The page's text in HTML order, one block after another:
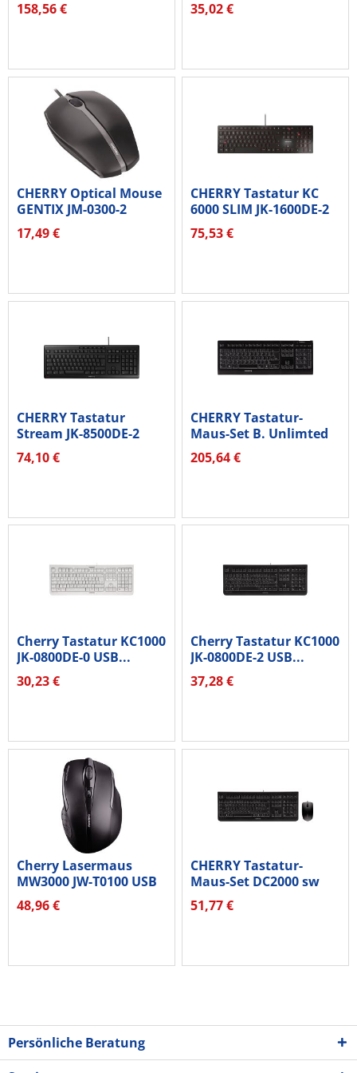
158,56 € 35,02 €
CHERRY Optical Mouse
GENTIX JM-0300-2
corded...
17,49 €
CHERRY Tastatur KC
6000 SLIM JK-1600DE-2
schwarz
75,53 €
CHERRY Tastatur
Stream JK-8500DE-2
schwarz
74,10 €
CHERRY Tastatur-
Maus-Set B. Unlimted
3.0...
205,64 €
Cherry Tastatur KC1000
JK-0800DE-0 USB...
30,23 €
Cherry Tastatur KC1000
JK-0800DE-2 USB...
37,28 €
Cherry Lasermaus
MW3000 JW-T0100 USB
5Tasten...
48,96 €
CHERRY Tastatur-
Maus-Set DC2000 sw
51,77 €
Persönliche Beratung